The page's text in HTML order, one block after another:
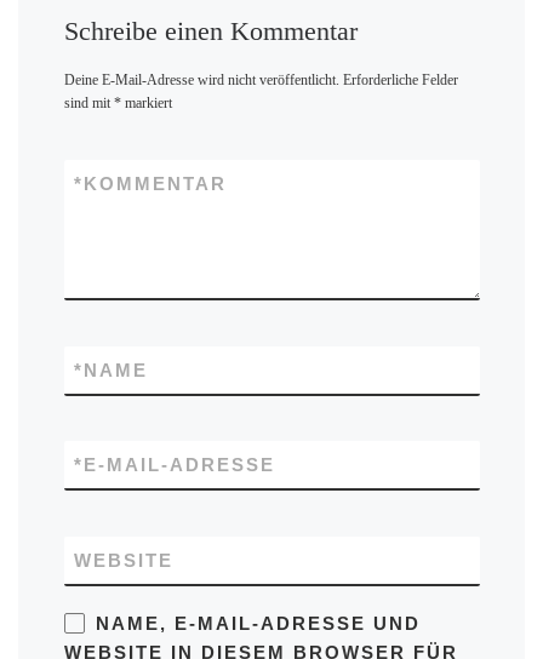
Schreibe einen Kommentar
Deine E-Mail-Adresse wird nicht veröffentlicht. Erforderliche Felder
sind mit *markiert
KOMMENTAR
*
NAME
*
E-MAIL-ADRESSE
*
WEBSITE
NAME, E-MAIL-ADRESSE UND
WEBSITE IN DIESEM BROWSER FÜR